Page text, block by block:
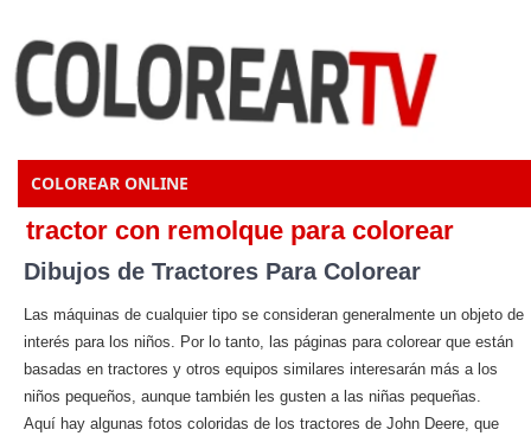
COLOREAR ONLINE
tractor con remolque para colorear
Dibujos de Tractores Para Colorear
Las máquinas de cualquier tipo se consideran generalmente un objeto de
interés para los niños. Por lo tanto, las páginas para colorear que están
basadas en tractores y otros equipos similares interesarán más a los
niños pequeños, aunque también les gusten a las niñas pequeñas.
Aquí hay algunas fotos coloridas de los tractores de John Deere, que